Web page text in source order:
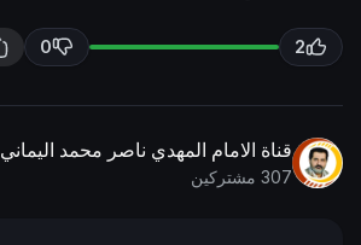
g
u
l
c
2
0
قناة الامام المهدي ناصر محمد اليماني
307 مشتركين